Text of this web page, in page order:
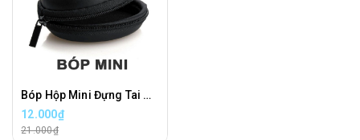
Bóp Hộp Mini Đựng Tai Nghe, Cáp Sạc, Phụ Kiện Tiện Lợi
12.000₫
21.000₫